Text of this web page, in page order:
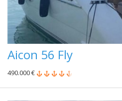
Aicon 56 Fly
490.000 €